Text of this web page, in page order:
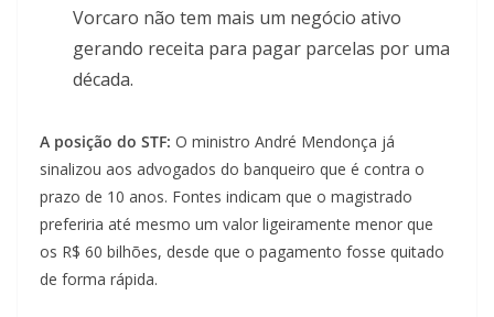
Vorcaro não tem mais um negócio ativo
gerando receita para pagar parcelas por uma
década.
A posição do STF: O ministro André Mendonça já
sinalizou aos advogados do banqueiro que é contra o
prazo de 10 anos. Fontes indicam que o magistrado
preferiria até mesmo um valor ligeiramente menor que
os R$ 60 bilhões, desde que o pagamento fosse quitado
de forma rápida.